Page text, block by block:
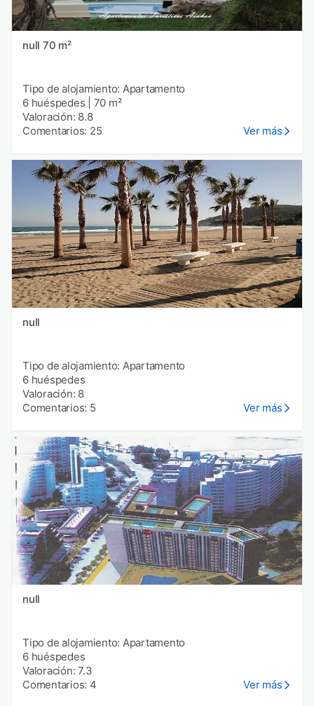
null 70 m²
Tipo de alojamiento: Apartamento
6 huéspedes
70 m²
Valoración: 8.8
Comentarios: 25
Ver más
null
Tipo de alojamiento: Apartamento
6 huéspedes
Valoración: 8
Comentarios: 5
Ver más
null
Tipo de alojamiento: Apartamento
6 huéspedes
Valoración: 7.3
Comentarios: 4
Ver más